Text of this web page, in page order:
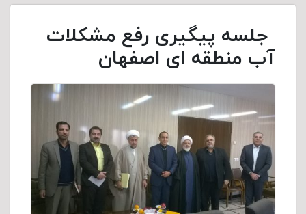
جلسه پیگیری رفع مشکلات
آب منطقه ای اصفهان